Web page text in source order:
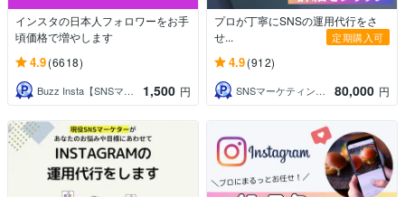
インスタの日本人フォロワーをお手
頃価格で増やします
4.9(6618)
Buzz Insta【SNSマーケ】 1,500 円
プロが丁寧にSNSの運用代行をさ
せ...
定期購入可
4.9(912)
SNSマーケティング「かりん」AsoBi 80,000 円